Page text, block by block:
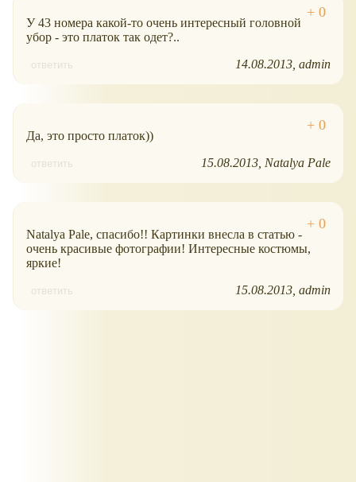
У 43 номера какой-то очень интересный головной
убор - это платок так одет?..
ответить 14.08.2013 admin
Да, это просто платок))
ответить 15.08.2013 Natalya Pale
Natalya Pale, спасибо!! Картинки внесла в статью -
очень красивые фотографии! Интересные костюмы,
яркие!
ответить 15.08.2013 admin